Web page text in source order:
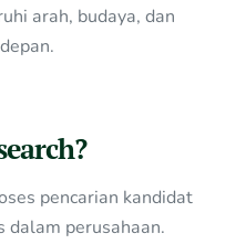
arah, budaya, dan
pencarian kandidat
dalam perusahaan.